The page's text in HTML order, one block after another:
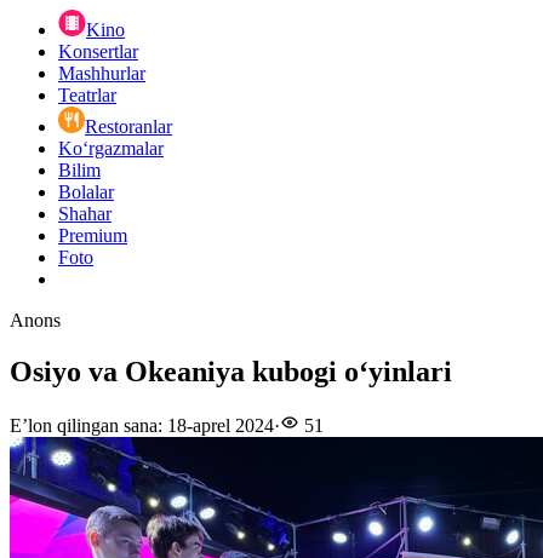
Kino
Konsertlar
Mashhurlar
Teatrlar
Restoranlar
Ko‘rgazmalar
Bilim
Bolalar
Shahar
Premium
Foto
Anons
Osiyo va Okeaniya kubogi oʻyinlari
E’lon qilingan sana: 18-aprel 2024· 51